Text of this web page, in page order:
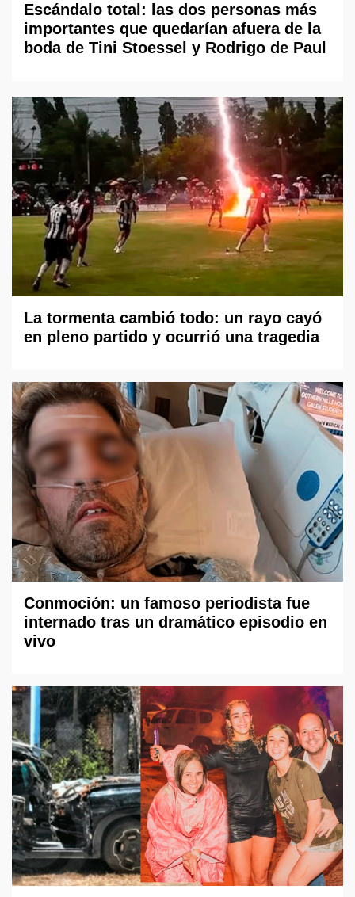
Escándalo total: las dos personas más
importantes que quedarían afuera de la
boda de Tini Stoessel y Rodrigo de Paul
La tormenta cambió todo: un rayo cayó
en pleno partido y ocurrió una tragedia
Conmoción: un famoso periodista fue
internado tras un dramático episodio en
vivo